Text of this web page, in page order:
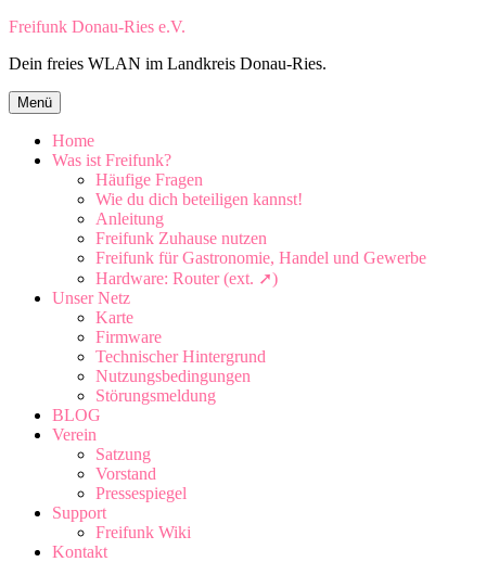
Zum
springen
Freifunk Donau-Ries e.V.
Dein freies WLAN im Landkreis Donau-Ries.
Menü Zum
Inhalt
springen
Home
Was ist Freifunk?
Häufige Fragen
Wie du dich beteiligen kannst!
Anleitung
Freifunk Zuhause nutzen
Freifunk für Gastronomie, Handel und Gewerbe
Hardware: Router (ext. ➚)
Unser Netz
Karte
Firmware
Technischer Hintergrund
Nutzungsbedingungen
Störungsmeldung
BLOG
Verein
Satzung
Vorstand
Pressespiegel
Support
Freifunk Wiki
Kontakt